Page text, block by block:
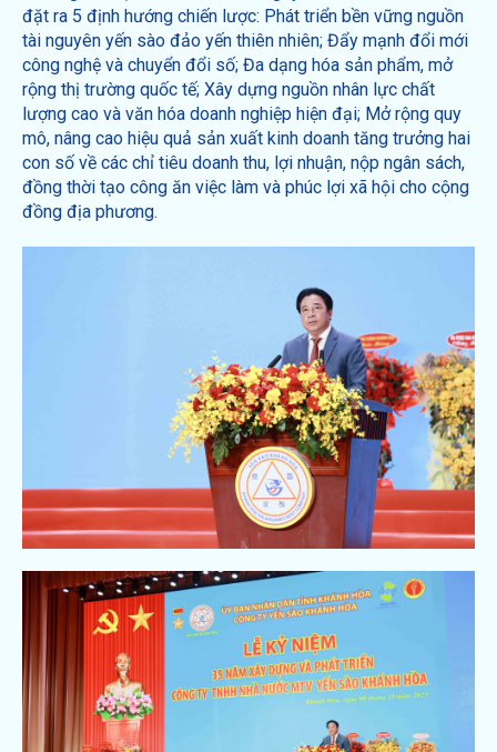
đặt ra 5 định hướng chiến lược: Phát triển bền vững nguồn
tài nguyên yến sào đảo yến thiên nhiên; Đẩy mạnh đổi mới
công nghệ và chuyển đổi số; Đa dạng hóa sản phẩm, mở
rộng thị trường quốc tế; Xây dựng nguồn nhân lực chất
lượng cao và văn hóa doanh nghiệp hiện đại; Mở rộng quy
mô, nâng cao hiệu quả sản xuất kinh doanh tăng trưởng hai
con số về các chỉ tiêu doanh thu, lợi nhuận, nộp ngân sách,
đồng thời tạo công ăn việc làm và phúc lợi xã hội cho cộng
đồng địa phương.